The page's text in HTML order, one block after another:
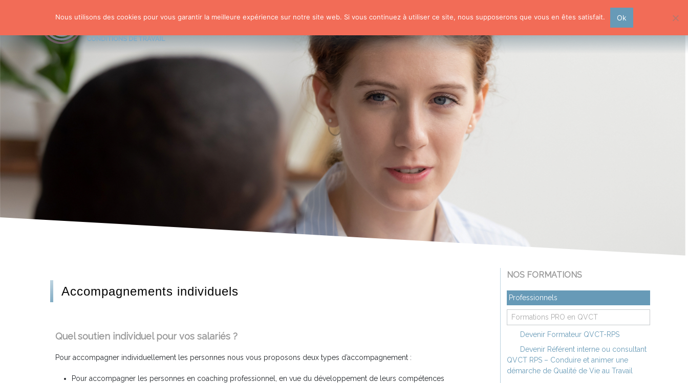
Formations pour professionnels Contact
Accompagnements individuels
Quel soutien individuel pour vos salariés ?
Pour accompagner individuellement les personnes nous vous proposons deux types d’accompagnement :
Pour accompagner les personnes en coaching professionnel, en vue du développement de leurs compétences
NOS FORMATIONS
Professionnels
Formations PRO en QVCT
Devenir Formateur QVCT-RPS
Devenir Référent interne ou consultant
QVCT RPS – Conduire et animer une
démarche de Qualité de Vie au Travail
Nous utilisons des cookies pour vous garantir la meilleure expérience sur notre site web. Si vous continuez à utiliser ce site, nous supposerons que vous en êtes satisfait. Ok